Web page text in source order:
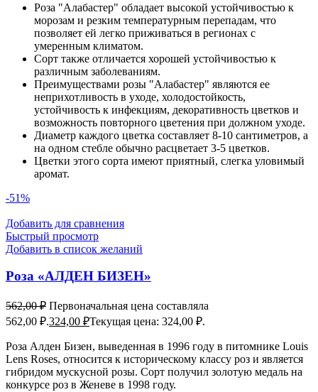
Роза "Алабастер" обладает высокой устойчивостью к
морозам и резким температурным перепадам, что
позволяет ей легко приживаться в регионах с
умеренным климатом.
Сорт также отличается хорошей устойчивостью к
различным заболеваниям.
Преимуществами розы "Алабастер" являются ее
неприхотливость в уходе, холодостойкость,
устойчивость к инфекциям, декоративность цветков и
возможность повторного цветения при должном уходе.
Диаметр каждого цветка составляет 8-10 сантиметров, а
на одном стебле обычно расцветает 3-5 цветков.
Цветки этого сорта имеют приятный, слегка уловимый
аромат.
-51%
Добавить для сравнения
Быстрый просмотр
Добавить в список желаний
Роза «АЛДЕН БИЗЕН»
562,00₽ Первоначальная цена составляла
562,00 ₽.324,00 ₽Текущая цена: 324,00 ₽.
Роза Алден Бизен, выведенная в 1996 году в питомнике Louis
Lens Roses, относится к историческому классу роз и является
гибридом мускусной розы. Сорт получил золотую медаль на
конкурсе роз в Женеве в 1998 году.